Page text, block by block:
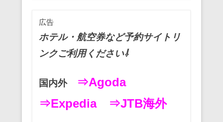
o
k
広告
ホテル・航空券など予約サイトリ
ンクご利用ください⇩
国内外
⇒Agoda
⇒Expedia
⇒JTB海外